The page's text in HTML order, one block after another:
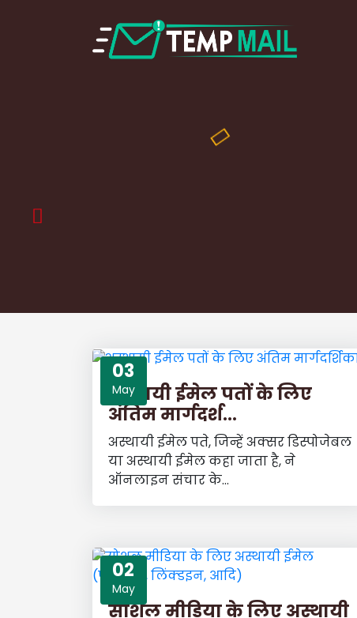
03
May
अस्थायी ईमेल पतों के लिए
अंतिम मार्गदर्श...
अस्थायी ईमेल पते, जिन्हें अक्सर डिस्पोजेबल
या अस्थायी ईमेल कहा जाता है, ने
ऑनलाइन संचार के...
02
May
सोशल मीडिया के लिए अस्थायी